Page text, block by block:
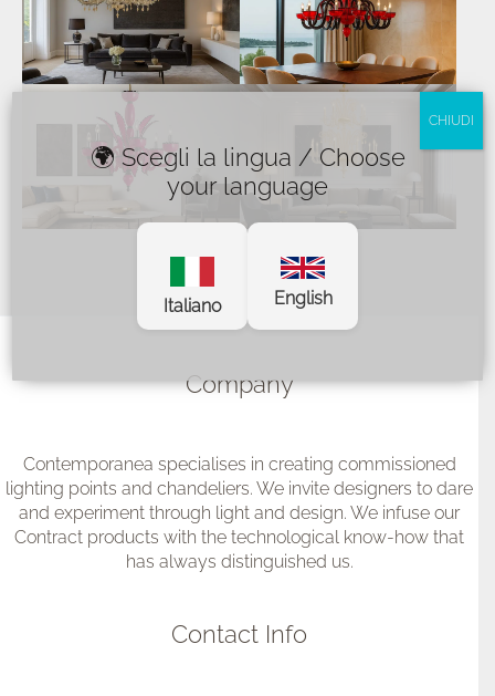
Company
Contemporanea specialises in creating commissioned
lighting points and chandeliers. We invite designers to dare
and experiment through light and design. We infuse our
Contract products with the technological know-how that
has always distinguished us.
Contact Info
🌍 Scegli la lingua / Choose
your language
Italiano English
CHIUDI